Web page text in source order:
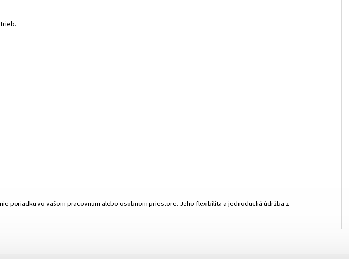
poriadku vo vašom pracovnom alebo osobnom priestore. Jeho flexibilita a jednoduchá údržba z